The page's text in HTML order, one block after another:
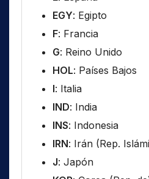
EGY: Egipto
F: Francia
G: Reino Unido
HOL: Países Bajos
I: Italia
IND: India
INS: Indonesia
IRN: Irán (Rep.
J: Japón